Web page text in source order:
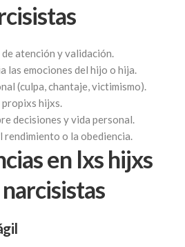
atención y validación.
las emociones del hijo o hija.
(culpa, chantaje, victimismo).
propixs hijxs.
decisiones y vida personal.
rendimiento o la obediencia.
en lxs hijxs